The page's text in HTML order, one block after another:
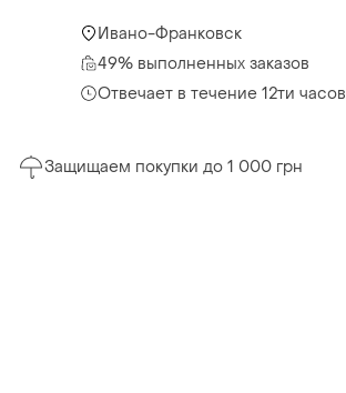
Ивано-Франковск
49% выполненных заказов
Отвечает в течение 12ти часов
Защищаем покупки до 1 000 грн